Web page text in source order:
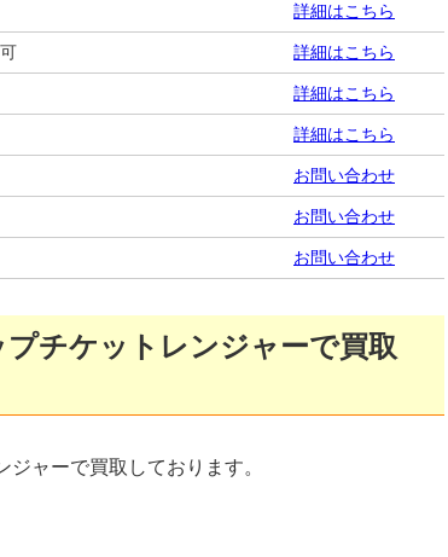
詳細はこちら
詳細はこちら
詳細はこちら
詳細はこちら
お問い合わせ
お問い合わせ
お問い合わせ
チケットレンジャーで買取
ャーで買取しております。